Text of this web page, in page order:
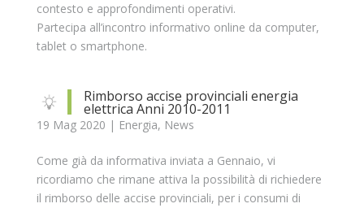
contesto e approfondimenti operativi.
Partecipa all’incontro informativo online da computer,
tablet o smartphone.
Rimborso accise provinciali energia
elettrica Anni 2010-2011
19 Mag 2020 | Energia, News
Come già da informativa inviata a Gennaio, vi
ricordiamo che rimane attiva la possibilità di richiedere
il rimborso delle accise provinciali, per i consumi di